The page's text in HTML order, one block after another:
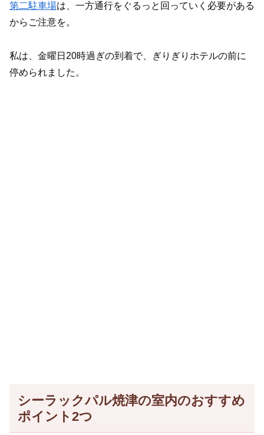
第二駐車場は、一方通行をぐるっと回っていく必要がある
からご注意を。
私は、金曜日20時過ぎの到着で、ぎりぎりホテルの前に
停められました。
シーラックパル焼津の室内のおすすめ
ポイント2つ